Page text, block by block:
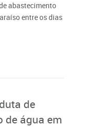
abastecimento
entre os dias
de
de água em